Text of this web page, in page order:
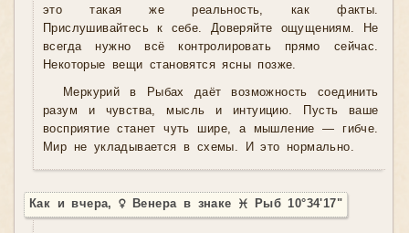
это такая же реальность, как факты.
Прислушивайтесь к себе. Доверяйте ощущениям. Не
всегда нужно всё контролировать прямо сейчас.
Некоторые вещи становятся ясны позже.
Меркурий в Рыбах даёт возможность соединить
разум и чувства, мысль и интуицию. Пусть ваше
восприятие станет чуть шире, а мышление — гибче.
Мир не укладывается в схемы. И это нормально.
Как и вчера, ♀ Венера в знаке ♓ Рыб 10°34'17"